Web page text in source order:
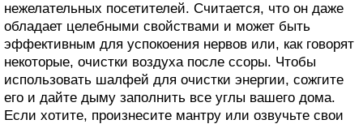
нежелательных посетителей. Считается, что он даже
обладает целебными свойствами и может быть
эффективным для успокоения нервов или, как говорят
некоторые, очистки воздуха после ссоры. Чтобы
использовать шалфей для очистки энергии, сожгите
его и дайте дыму заполнить все углы вашего дома.
Если хотите, произнесите мантру или озвучьте свои